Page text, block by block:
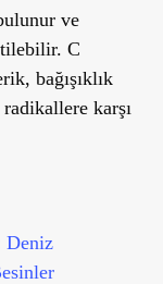
ve
C
bağışıklık
karşı
Deniz